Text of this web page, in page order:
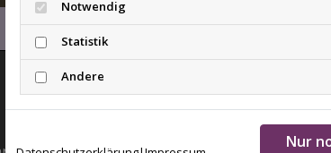
Google Maps inaktiv
Notwendig
Statistik
Andere
Nur